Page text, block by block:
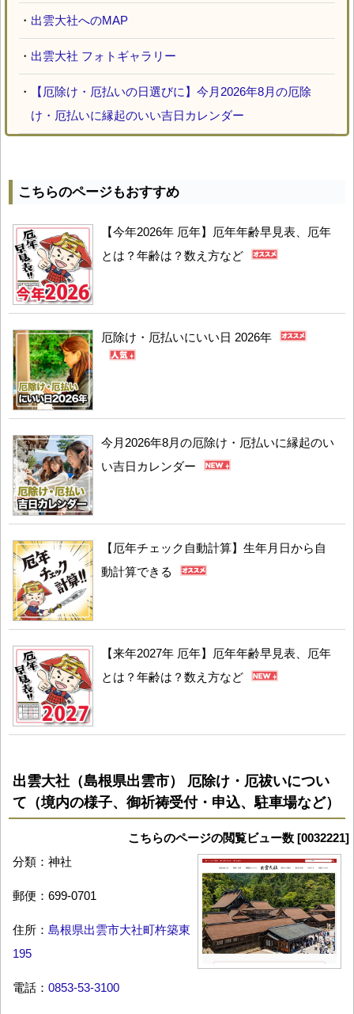
・ 出雲大社へのMAP
・ 出雲大社 フォトギャラリー
・
【厄除け・厄払いの日選びに】今月2026年8月の厄除
け・厄払いに縁起のいい吉日カレンダー
こちらのページもおすすめ
【今年2026年 厄年】厄年年齢早見表、厄年
とは？年齢は？数え方など
厄除け・厄払いにいい日 2026年
今月2026年8月の厄除け・厄払いに縁起のい
い吉日カレンダー
【厄年チェック自動計算】生年月日から自
動計算できる
【来年2027年 厄年】厄年年齢早見表、厄年
とは？年齢は？数え方など
出雲大社（島根県出雲市） 厄除け・厄祓いについ
て（境内の様子、御祈祷受付・申込、駐車場など）
こちらのページの閲覧ビュー数 [0032221]
分類：神社
郵便：699-0701
住所： 島根県出雲市大社町杵築東
195
電話： 0853-53-3100